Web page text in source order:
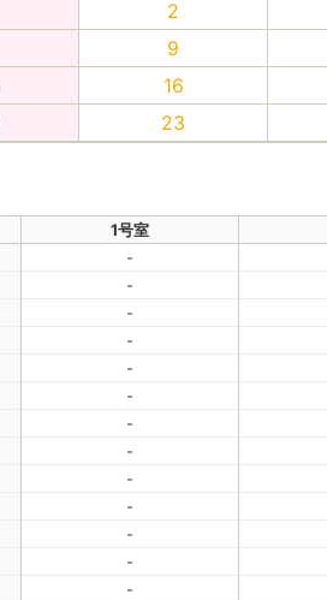
2
9
16
23
1号室
-
-
-
-
-
-
-
-
-
-
-
-
-